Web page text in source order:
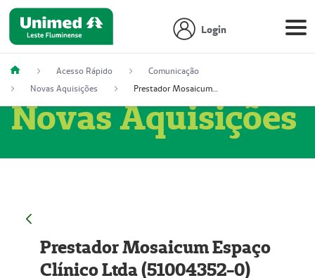
Login
Acesso Rápido
Comunicação
Novas Aquisições
Prestador Mosaicum Espaço Clínico Ltda (51004352-0)
Novas Aquisições
Prestador Mosaicum Espaço
Clínico Ltda (51004352-0)